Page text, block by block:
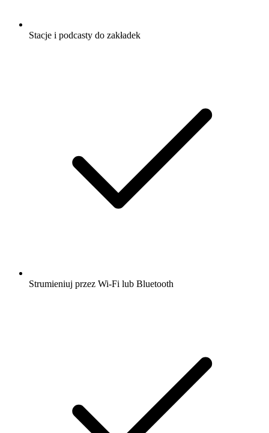
Stacje i podcasty do zakładek
Strumieniuj przez Wi-Fi lub Bluetooth